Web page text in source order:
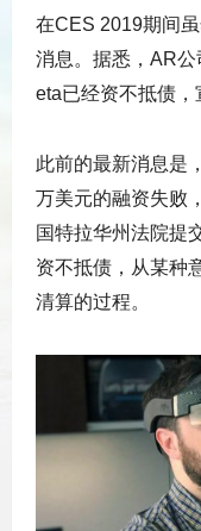
在CES 2019期间
消息。据悉，AR
eta已经资不抵债，
此前的最新消息是
万美元的融资失败
国特拉华州法院提
资不抵债，从某种
清算的过程。